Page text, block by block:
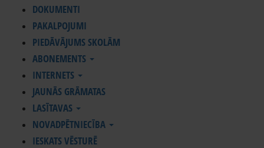
DOKUMENTI
PAKALPOJUMI
PIEDĀVĀJUMS SKOLĀM
ABONEMENTS
INTERNETS
JAUNĀS GRĀMATAS
LASĪTAVAS
NOVADPĒTNIECĪBA
IESKATS VĒSTURĒ